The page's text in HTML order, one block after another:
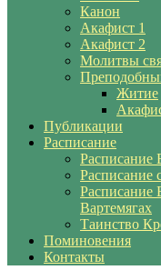
Канон
Акафист 1
Акафист 2
Молитвы
Житие
Публикации
Расписание
Расписание
Расписание
Расписание
Вартемягах
Таинство
Поминовения
Контакты